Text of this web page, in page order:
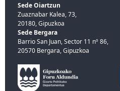
Sede Oiartzun
Zuaznabar Kalea, 73,
20180, Gipuzkoa
Sede Bergara
Barrio San Juan, Sector 11 nº 86,
20570 Bergara, Gipuzkoa